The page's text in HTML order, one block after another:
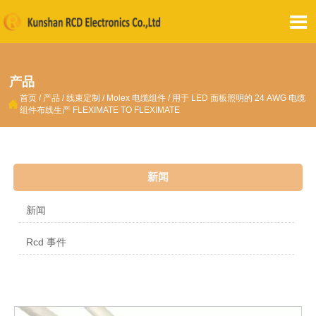

产品
 首页 / 产品 /线束定制 / Molex 电缆组件 / 用于 LED 面板照明的 24 AWG 电缆
组件布线生产 FLEXIMATE TO FLEXIMATE
新闻
新闻
Rcd 事件